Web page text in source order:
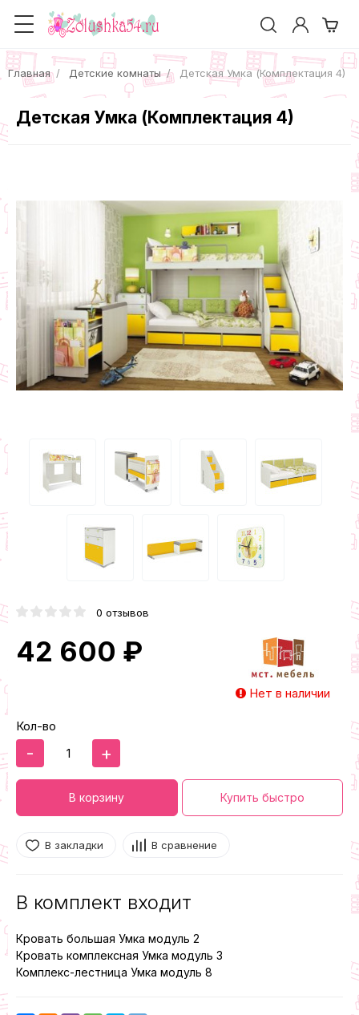
Главная Детские комнаты Детская Умка (Комплектация 4)
Детская Умка (Комплектация 4)
0 отзывов
42 600 ₽
Нет в наличии
Кол-во
- +
В корзину Купить быстро
В закладки В сравнение
В комплект входит
Кровать большая Умка модуль 2
Кровать комплексная Умка модуль 3
Комплекс-лестница Умка модуль 8